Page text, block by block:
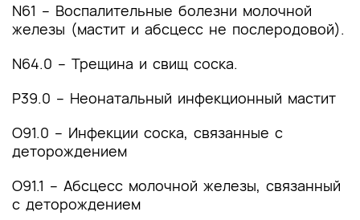
N61 – Воспалительные болезни молочной
железы (мастит и абсцесс не послеродовой).
N64.0 – Трещина и свищ соска.
Р39.0 – Неонатальный инфекционный мастит
О91.0 – Инфекции соска, связанные с
деторождением
О91.1 – Абсцесс молочной железы, связанный
с деторождением